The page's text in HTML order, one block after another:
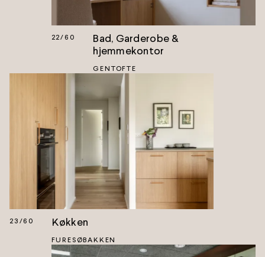
22/60
Bad, Garderobe &
hjemmekontor
GENTOFTE
23 /60 Køkken
FURESØBAKKEN